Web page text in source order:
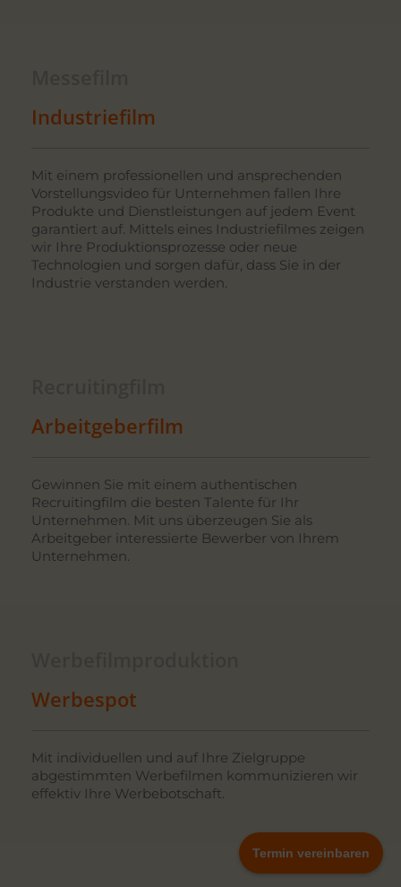
Termin vereinbaren
Industriefilm
Mit einem professionellen und ansprechenden
Vorstellungsvideo für Unternehmen fallen Ihre
Produkte und Dienstleistungen auf jedem Event
garantiert auf. Mittels eines Industriefilmes zeigen
wir Ihre Produktionsprozesse oder neue
Technologien und sorgen dafür, dass Sie in der
Industrie verstanden werden.
Arbeitgeberfilm
Gewinnen Sie mit einem authentischen
Recruitingfilm die besten Talente für Ihr
Unternehmen. Mit uns überzeugen Sie als
Arbeitgeber interessierte Bewerber von Ihrem
Unternehmen.
Werbespot
Mit individuellen und auf Ihre Zielgruppe
abgestimmten Werbefilmen kommunizieren wir
effektiv Ihre Werbebotschaft.